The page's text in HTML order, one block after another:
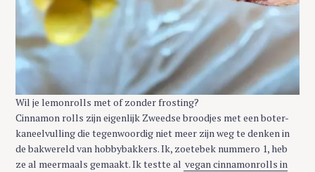
Wil je lemonrolls met of zonder frosting?
Cinnamon rolls zijn eigenlijk Zweedse broodjes met een boter-
kaneelvulling die tegenwoordig niet meer zijn weg te denken in
de bakwereld van hobbybakkers. Ik, zoetebek nummero 1, heb
ze al meermaals gemaakt. Ik testte al vegan cinnamonrolls in